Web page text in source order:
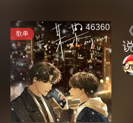
歌单
46360